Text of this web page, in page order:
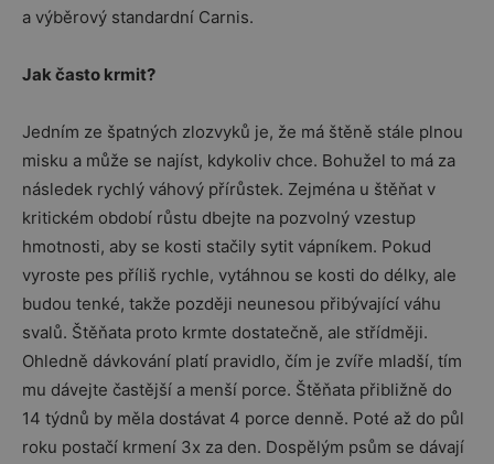
a výběrový standardní Carnis.
Jak často krmit?
Jedním ze špatných zlozvyků je, že má štěně stále plnou
misku a může se najíst, kdykoliv chce. Bohužel to má za
následek rychlý váhový přírůstek. Zejména u štěňat v
kritickém období růstu dbejte na pozvolný vzestup
hmotnosti, aby se kosti stačily sytit vápníkem. Pokud
vyroste pes příliš rychle, vytáhnou se kosti do délky, ale
budou tenké, takže později neunesou přibývající váhu
svalů. Štěňata proto krmte dostatečně, ale střídměji.
Ohledně dávkování platí pravidlo, čím je zvíře mladší, tím
mu dávejte častější a menší porce. Štěňata přibližně do
14 týdnů by měla dostávat 4 porce denně. Poté až do půl
roku postačí krmení 3x za den. Dospělým psům se dávají